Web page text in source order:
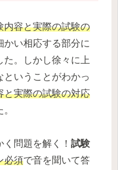
内容と実際の試験の
かい相応する部分に
。しかし徐々に上
いうことがわかっ
と実際の試験の対応
く問題を解く！ 試験
必須で音を聞いて答